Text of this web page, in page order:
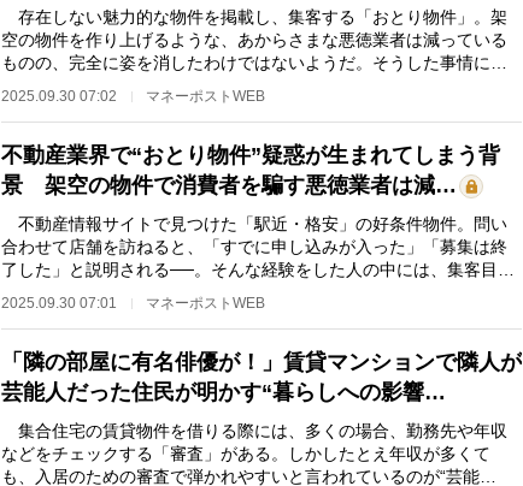
存在しない魅力的な物件を掲載し、集客する「おとり物件」。架
空の物件を作り上げるような、あからさまな悪徳業者は減っている
ものの、完全に姿を消したわけではないようだ。そうした事情につ
2025.09.30 07:02 マネーポストWEB
不動産業界で“おとり物件”疑惑が生まれてしまう背
景 架空の物件で消費者を騙す悪徳業者は減…
不動産情報サイトで見つけた「駅近・格安」の好条件物件。問い
合わせて店舗を訪ねると、「すでに申し込みが入った」「募集は終
了した」と説明される──。そんな経験をした人の中には、集客目的
2025.09.30 07:01 マネーポストWEB
「隣の部屋に有名俳優が！」賃貸マンションで隣人が
芸能人だった住民が明かす“暮らしへの影響…
集合住宅の賃貸物件を借りる際には、多くの場合、勤務先や年収
などをチェックする「審査」がある。しかしたとえ年収が多くて
も、入居のための審査で弾かれやすいと言われているのが“芸能